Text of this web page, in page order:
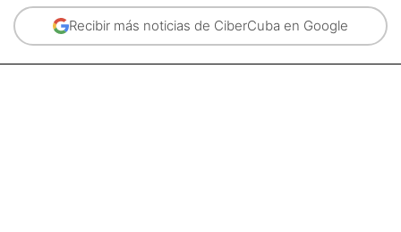
Recibir más noticias de CiberCuba en Google